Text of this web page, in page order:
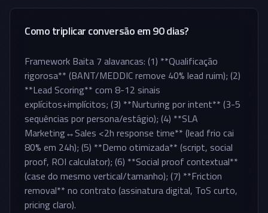
Como triplicar conversão em 90 dias?
Framework Baita 7 alavancas: (1) **Qualificação
rigorosa** (BANT/MEDDIC remove 40% lead ruim); (2)
**Lead Scoring** com 8-12 sinais
explícitos+implícitos; (3) **Nurturing por intent** (3-5
sequências por persona/estágio); (4) **SLA
Marketing↔Sales <2h response time** (lead frio cai
80% em 24h); (5) **Demo otimizada** (script, social
proof, ROI calculator); (6) **Social proof contextual**
(case do mesmo vertical/tamanho); (7) **Friction
removal** no contrato (assinatura digital, ToS curto,
pricing claro).